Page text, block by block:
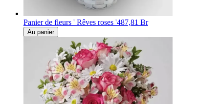
Panier de fleurs ' Rêves roses '487,81 Br
Au panier